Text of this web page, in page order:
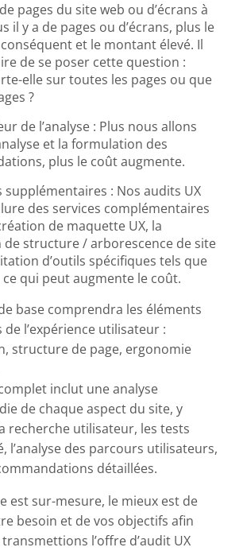
pages du site web ou d’écrans à
il y a de pages ou d’écrans, plus le
et le montant élevé. Il
de se poser cette question :
elle sur toutes les pages ou que
?
de l’analyse : Plus nous allons
et la formulation des
plus le coût augmente.
supplémentaires : Nos audits UX
des services complémentaires
de maquette UX, la
structure / arborescence de site
d’outils spécifiques tels que
qui peut augmente le coût.
base comprendra les éléments
de l’expérience utilisateur :
structure de page, ergonomie
inclut une analyse
de chaque aspect du site, y
recherche utilisateur, les tests
l’analyse des parcours utilisateurs,
détaillées.
est sur-mesure, le mieux est de
besoin et de vos objectifs afin
l’offre d’audit UX